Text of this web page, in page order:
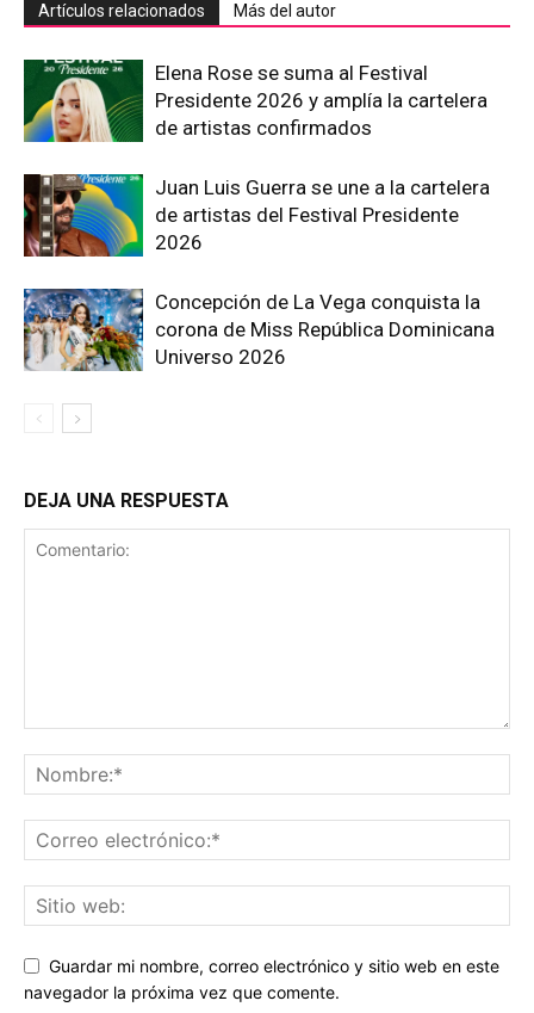
Artículos relacionados Más del autor
Elena Rose se suma al Festival
Presidente 2026 y amplía la cartelera
de artistas confirmados
Juan Luis Guerra se une a la cartelera
de artistas del Festival Presidente
2026
Concepción de La Vega conquista la
corona de Miss República Dominicana
Universo 2026
DEJA UNA RESPUESTA
Guardar mi nombre, correo electrónico y sitio web en este
navegador la próxima vez que comente.